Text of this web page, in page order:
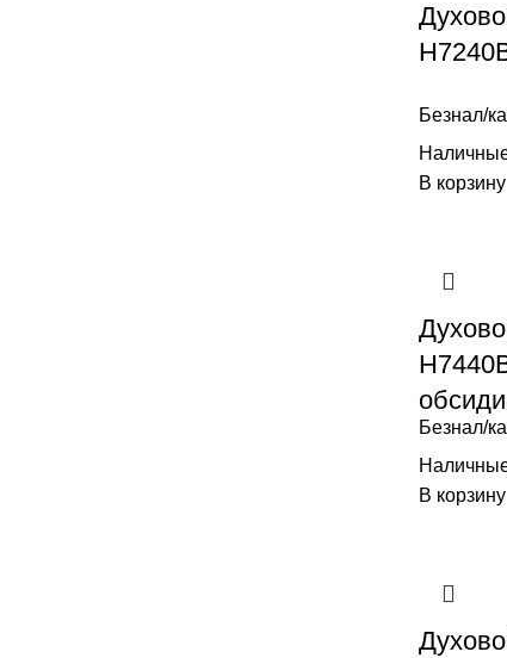
Безнал/
В корзину
Безнал/
В корзину